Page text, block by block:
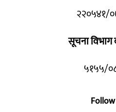
२२०५४१/
सूचना विभाग
५१५५/